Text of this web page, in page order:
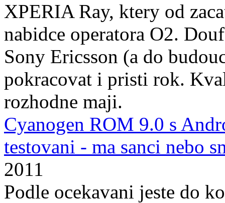
XPERIA Ray, ktery od
nabidce operatora O2.
Sony Ericsson (a do
pokracovat i pristi rok.
rozhodne maji.
Cyanogen ROM 9.0 s
testovani - ma sanci nebo
2011
Podle ocekavani jeste do